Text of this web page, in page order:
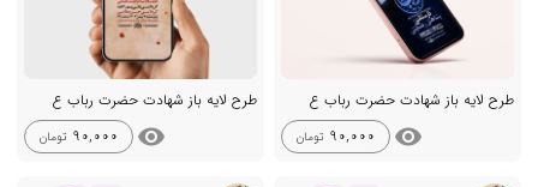
طرح لایه باز شهادت حضرت رباب ع
visibility
90,000 تومان
طرح لایه باز شهادت حضرت رباب ع
visibility
90,000 تومان